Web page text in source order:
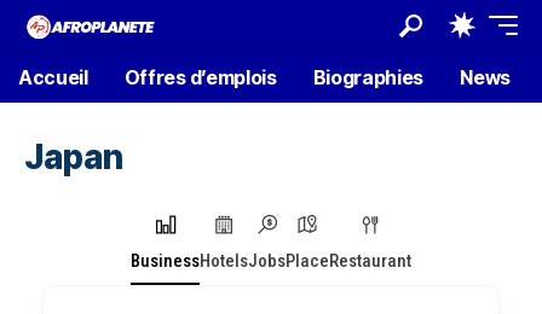
Accueil Offres d’emplois Biographies News
Japan
BusinessHotelsJobsPlaceRestaurant